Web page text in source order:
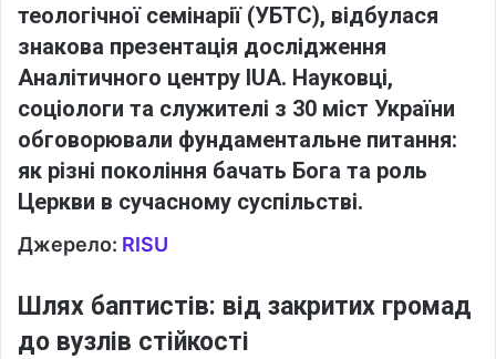
теологічної семінарії (УБТС), відбулася
знакова презентація дослідження
Аналітичного центру ІUA. Науковці,
соціологи та служителі з 30 міст України
обговорювали фундаментальне питання:
як різні покоління бачать Бога та роль
Церкви в сучасному суспільстві.
Джерело: RISU
Шлях баптистів: від закритих громад
до вузлів стійкості